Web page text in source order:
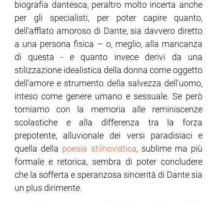
biografia dantesca, peraltro molto incerta anche
per gli specialisti, per poter capire quanto,
dell'afflato amoroso di Dante, sia davvero diretto
a una persona fisica – o, meglio, alla mancanza
di questa - e quanto invece derivi da una
stilizzazione idealistica della donna come oggetto
dell'amore e strumento della salvezza dell'uomo,
inteso come genere umano e sessuale. Se però
torniamo con la memoria alle reminiscenze
scolastiche e alla differenza tra la forza
prepotente, alluvionale dei versi paradisiaci e
quella della poesia stilnovistica, sublime ma più
formale e retorica, sembra di poter concludere
che la sofferta e speranzosa sincerità di Dante sia
un plus dirimente.